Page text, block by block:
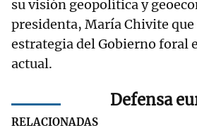
su visión geopolítica y
presidenta, María Chivite que
estrategia del Gobierno foral
actual.
RELACIONADAS
Defensa